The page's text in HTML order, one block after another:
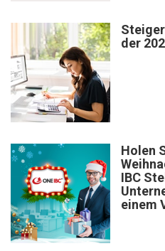
der
Holen
IBC
einem